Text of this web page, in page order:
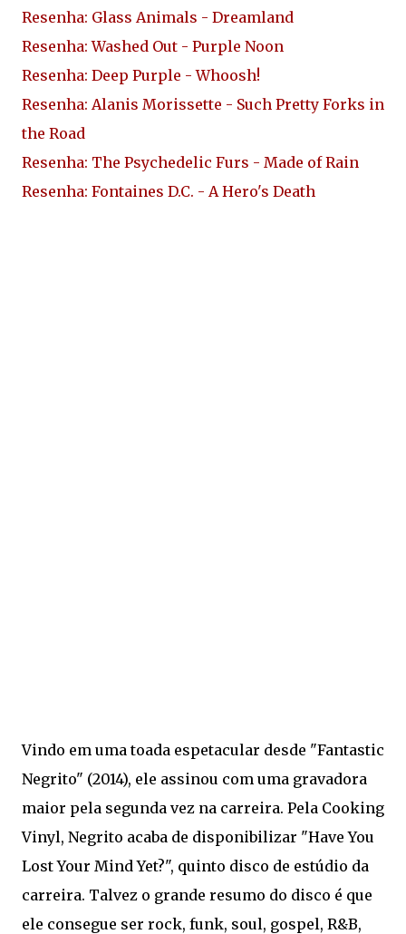
Resenha: Glass Animals - Dreamland
Resenha: Washed Out - Purple Noon
Resenha: Deep Purple - Whoosh!
Resenha: Alanis Morissette - Such Pretty Forks in
the Road
Resenha: The Psychedelic Furs - Made of Rain
Resenha: Fontaines D.C. - A Hero's Death
Vindo em uma toada espetacular desde "Fantastic
Negrito" (2014), ele assinou com uma gravadora
maior pela segunda vez na carreira. Pela Cooking
Vinyl, Negrito acaba de disponibilizar "Have You
Lost Your Mind Yet?", quinto disco de estúdio da
carreira. Talvez o grande resumo do disco é que
ele consegue ser rock, funk, soul, gospel, R&B,